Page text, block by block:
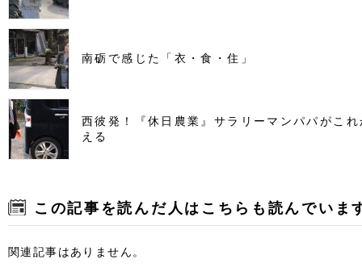
南砺で感じた「衣・食・住」
西彼発！『休日農業』サラリーマンパパがこ
える
この記事を読んだ人はこちらも読んでいま
関連記事はありません。